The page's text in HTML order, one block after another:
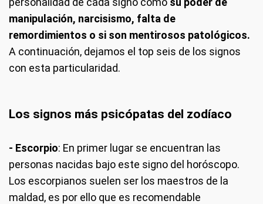
manipulación, narcisismo, falta de
remordimientos o si son mentirosos patológicos.
A continuación, dejamos el top seis de los signos
con esta particularidad.
Los signos más psicópatas del zodíaco
- Escorpio: En primer lugar se encuentran las
personas nacidas bajo este signo del horóscopo.
Los escorpianos suelen ser los maestros de la
maldad, es por ello que es recomendable